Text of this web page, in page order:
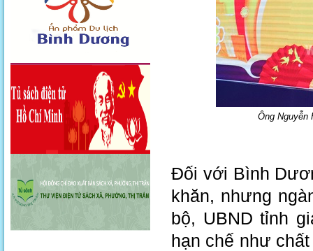
Ông Nguyễn
Đối với Bình
khăn, nhưng
bộ, UBND tỉnh
hạn chế như